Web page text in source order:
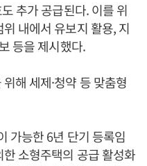
추가 공급된다. 이를 위
내에서 유보지 활용, 지
등을 제시했다.
해 세제·청약 등 맞춤형
가능한 6년 단기 등록임
소형주택의 공급 활성화